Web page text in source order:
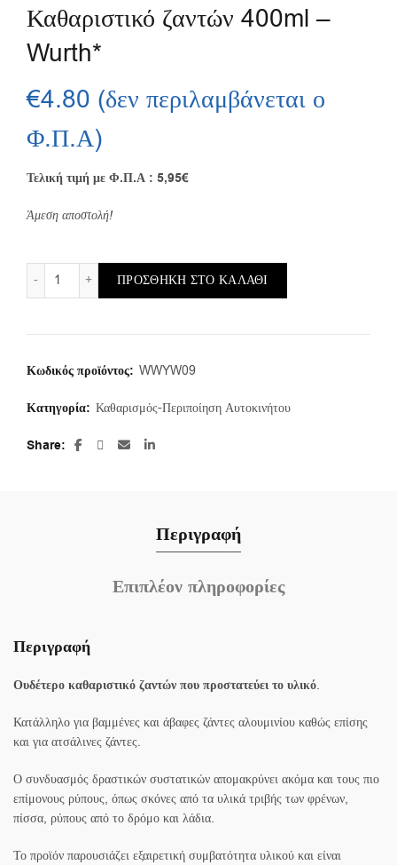
Καθαριστικό ζαντών 400ml –
Wurth*
€4.80 (δεν περιλαμβάνεται ο
Φ.Π.Α)
Τελική τιμή με Φ.Π.Α : 5,95€
Άμεση αποστολή!
ΠΡΟΣΘΉΚΗ ΣΤΟ ΚΑΛΆΘΙ
Κωδικός προϊόντος: WWYW09
Κατηγορία: Καθαρισμός-Περιποίηση Αυτοκινήτου
Share
Περιγραφή
Επιπλέον πληροφορίες
Περιγραφή
Ουδέτερο καθαριστικό ζαντών που προστατεύει το υλικό.
Κατάλληλο για βαμμένες και άβαφες ζάντες αλουμινίου καθώς επίσης
και για ατσάλινες ζάντες.
Ο συνδυασμός δραστικών συστατικών απομακρύνει ακόμα και τους πιο
επίμονους ρύπους, όπως σκόνες από τα υλικά τριβής των φρένων,
πίσσα, ρύπους από το δρόμο και λάδια.
Το προϊόν παρουσιάζει εξαιρετική συμβατότητα υλικού και είναι